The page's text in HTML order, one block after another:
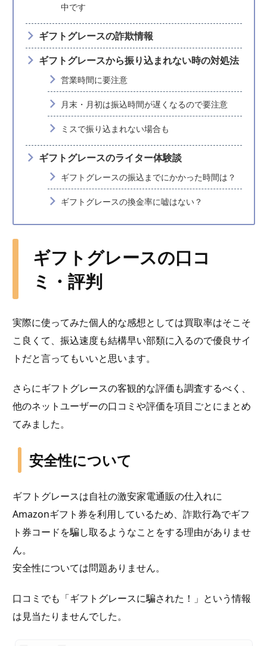
中です
ギフトグレースの詐欺情報
ギフトグレースから振り込まれない時の対処法
営業時間に要注意
月末・月初は振込時間が遅くなるので要注意
ミスで振り込まれない場合も
ギフトグレースのライター体験談
ギフトグレースの振込までにかかった時間は？
ギフトグレースの換金率に嘘はない？
ギフトグレースの口コ
ミ・評判
実際に使ってみた個人的な感想としては買取率はそこそ
こ良くて、振込速度も結構早い部類に入るので優良サイ
トだと言ってもいいと思います。
さらにギフトグレースの客観的な評価も調査するべく、
他のネットユーザーの口コミや評価を項目ごとにまとめ
てみました。
安全性について
ギフトグレースは自社の激安家電通販の仕入れに
Amazonギフト券を利用しているため、詐欺行為でギフ
ト券コードを騙し取るようなことをする理由がありませ
ん。
安全性については問題ありません。
口コミでも「ギフトグレースに騙された！」という情報
は見当たりませんでした。